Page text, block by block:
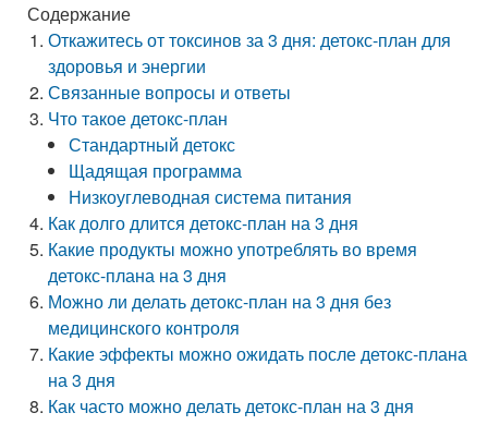
Содержание
Откажитесь от токсинов за 3 дня: детокс-план для
здоровья и энергии
Связанные вопросы и ответы
Что такое детокс-план
Стандартный детокс
Щадящая программа
Низкоуглеводная система питания
Как долго длится детокс-план на 3 дня
Какие продукты можно употреблять во время
детокс-плана на 3 дня
Можно ли делать детокс-план на 3 дня без
медицинского контроля
Какие эффекты можно ожидать после детокс-плана
на 3 дня
Как часто можно делать детокс-план на 3 дня